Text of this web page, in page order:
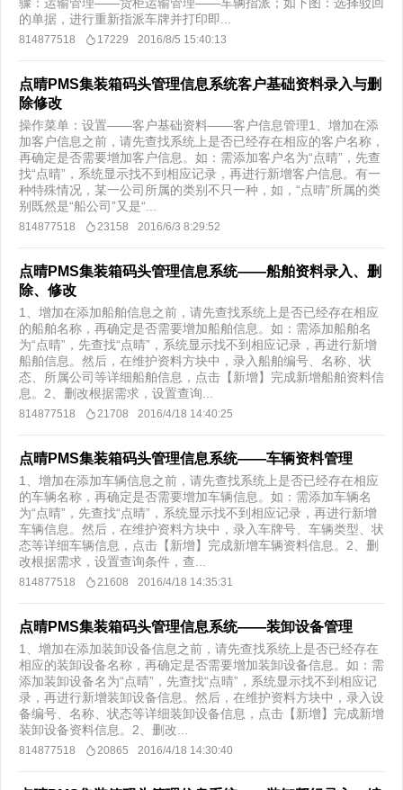
的单据，进行重新指派车牌并打印即...
814877518 17229 2016/8/5 15:40:13
点晴PMS集装箱码头管理信息系统客户基础资料录入与删
除修改
操作菜单：设置——客户基础资料——客户信息管理1、增加在添
加客户信息之前，请先查找系统上是否已经存在相应的客户名称，
再确定是否需要增加客户信息。如：需添加客户名为“点晴”，先查
找“点晴”，系统显示找不到相应记录，再进行新增客户信息。有一
种特殊情况，某一公司所属的类别不只一种，如，“点晴”所属的类
别既然是“船公司”又是“...
814877518 23158 2016/6/3 8:29:52
点晴PMS集装箱码头管理信息系统——船舶资料录入、删
除、修改
1、增加在添加船舶信息之前，请先查找系统上是否已经存在相应
的船舶名称，再确定是否需要增加船舶信息。如：需添加船舶名
为“点晴”，先查找“点晴”，系统显示找不到相应记录，再进行新增
船舶信息。然后，在维护资料方块中，录入船舶编号、名称、状
态、所属公司等详细船舶信息，点击【新增】完成新增船舶资料信
息。2、删改根据需求，设置查询...
814877518 21708 2016/4/18 14:40:25
点晴PMS集装箱码头管理信息系统——车辆资料管理
1、增加在添加车辆信息之前，请先查找系统上是否已经存在相应
的车辆名称，再确定是否需要增加车辆信息。如：需添加车辆名
为“点晴”，先查找“点晴”，系统显示找不到相应记录，再进行新增
车辆信息。然后，在维护资料方块中，录入车牌号、车辆类型、状
态等详细车辆信息，点击【新增】完成新增车辆资料信息。2、删
改根据需求，设置查询条件，查...
814877518 21608 2016/4/18 14:35:31
点晴PMS集装箱码头管理信息系统——装卸设备管理
1、增加在添加装卸设备信息之前，请先查找系统上是否已经存在
相应的装卸设备名称，再确定是否需要增加装卸设备信息。如：需
添加装卸设备名为“点晴”，先查找“点晴”，系统显示找不到相应记
录，再进行新增装卸设备信息。然后，在维护资料方块中，录入设
备编号、名称、状态等详细装卸设备信息，点击【新增】完成新增
装卸设备资料信息。2、删改...
814877518 20865 2016/4/18 14:30:40